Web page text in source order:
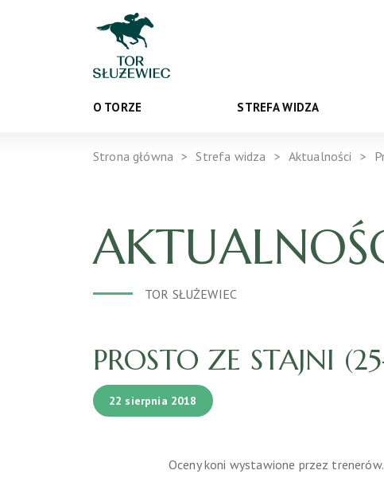
O TORZE STREFA WIDZA
Strona główna Strefa widza Aktualności
TOR SŁUŻEWIEC
PROSTO ZE STAJNI
22 sierpnia 2018
Oceny koni wystawione przez trenerów.